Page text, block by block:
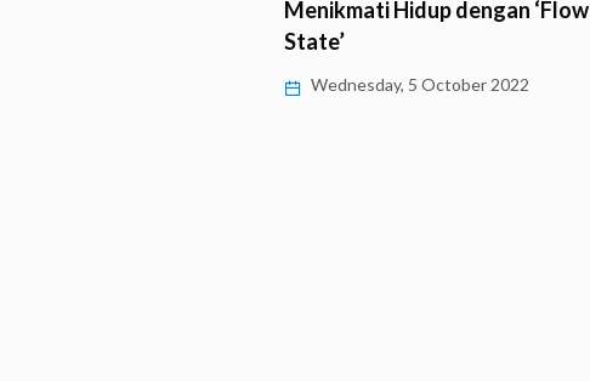
Menikmati Hidup dengan ‘Flow
State’
Wednesday, 5 October 2022